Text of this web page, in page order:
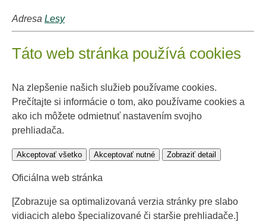
Adresa Lesy
Táto web stránka používá cookies
Na zlepšenie našich služieb používame cookies.
Prečítajte si informácie o tom, ako používame cookies a
ako ich môžete odmietnuť nastavením svojho
prehliadača.
Akceptovať všetko Akceptovať nutné Zobraziť detail
Oficiálna web stránka
[Zobrazuje sa optimalizovaná verzia stránky pre slabo
vidiacich alebo špecializované či staršie prehliadače.]